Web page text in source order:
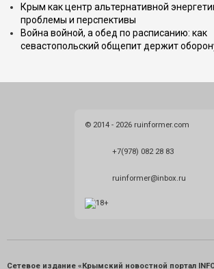
Крым как центр альтернативной
проблемы и перспективы
Война войной, а обед по расписанию: как
севастопольский общепит держит
© 2014 - 2026 ruinformer.com
+7(978) 082 28 83
ruinformer@inbox.ru
Сетевое издание «Крымский новостной портал